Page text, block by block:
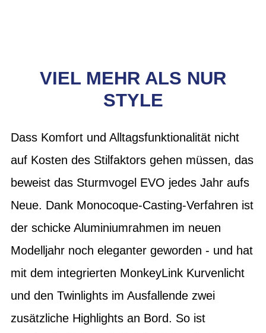
VIEL MEHR ALS NUR
STYLE
Dass Komfort und Alltagsfunktionalität nicht
auf Kosten des Stilfaktors gehen müssen, das
beweist das Sturmvogel EVO jedes Jahr aufs
Neue. Dank Monocoque-Casting-Verfahren ist
der schicke Aluminiumrahmen im neuen
Modelljahr noch eleganter geworden - und hat
mit dem integrierten MonkeyLink Kurvenlicht
und den Twinlights im Ausfallende zwei
zusätzliche Highlights an Bord. So ist